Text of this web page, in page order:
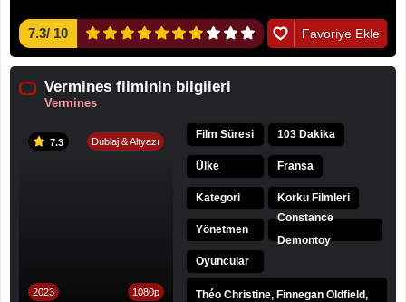
7.3/ 10 Favoriye Ekle
Vermines filminin bilgileri
Vermines
7.3 Dublaj & Altyazı
2023 1080p
Film Süresi 103 Dakika
Ülke Fransa
Kategori Korku Filmleri
Yönetmen
Constance
Demontoy
Oyuncular
Théo Christine, Finnegan Oldfield,